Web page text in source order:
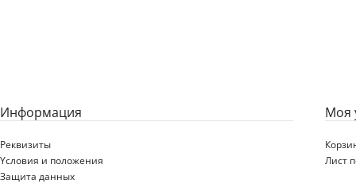
Информация
Реквизиты
Yсловия и положения
Защита данных
Моя
Лист